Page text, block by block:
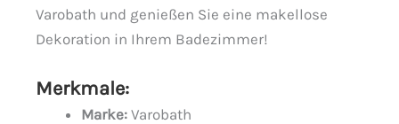
Varobath und genießen Sie eine makellose
Dekoration in Ihrem Badezimmer!
Merkmale:
Marke: Varobath